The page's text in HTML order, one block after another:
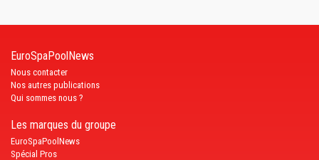
EuroSpaPoolNews
Nous contacter
Nos autres publications
Qui sommes nous ?
Les marques du groupe
EuroSpaPoolNews
Spécial Pros